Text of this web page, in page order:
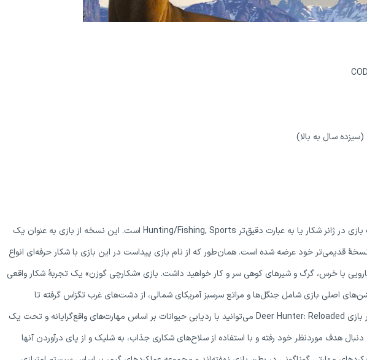
(سیزده سال به بالا)
در ژانر شکار یا به عبارت دقیق‌تر Hunting/Fishing, Sports است. این نسخه از بازی به عنوان یک
قدیمی‌تر خود عرضه شده است. همان‌طور که از نام بازی پیداست در این بازی با شکار حرفه‌ای انواع
با خرس، گرگ و شیرهای کوهی سر و کار خواهید داشت. بازی «شکارچی گوزن» یک تجربهٔ شکار واقعی
اصلی بازی شامل جنگل‌ها و مراتع سرسبز آمریکای شمالی، از دشت‌های غرب تگزاس گرفته تا
بازی Deer Hunter: Reloaded می‌توانید با ردیابی حیوانات بر اساس مهارت‌های واقع‌گرایانه و تحت یک
هدف موردنظر خود رفته و با استفاده از سلاح‌های شکاری جذاب، به شلیک و از پای درآوردن آنها